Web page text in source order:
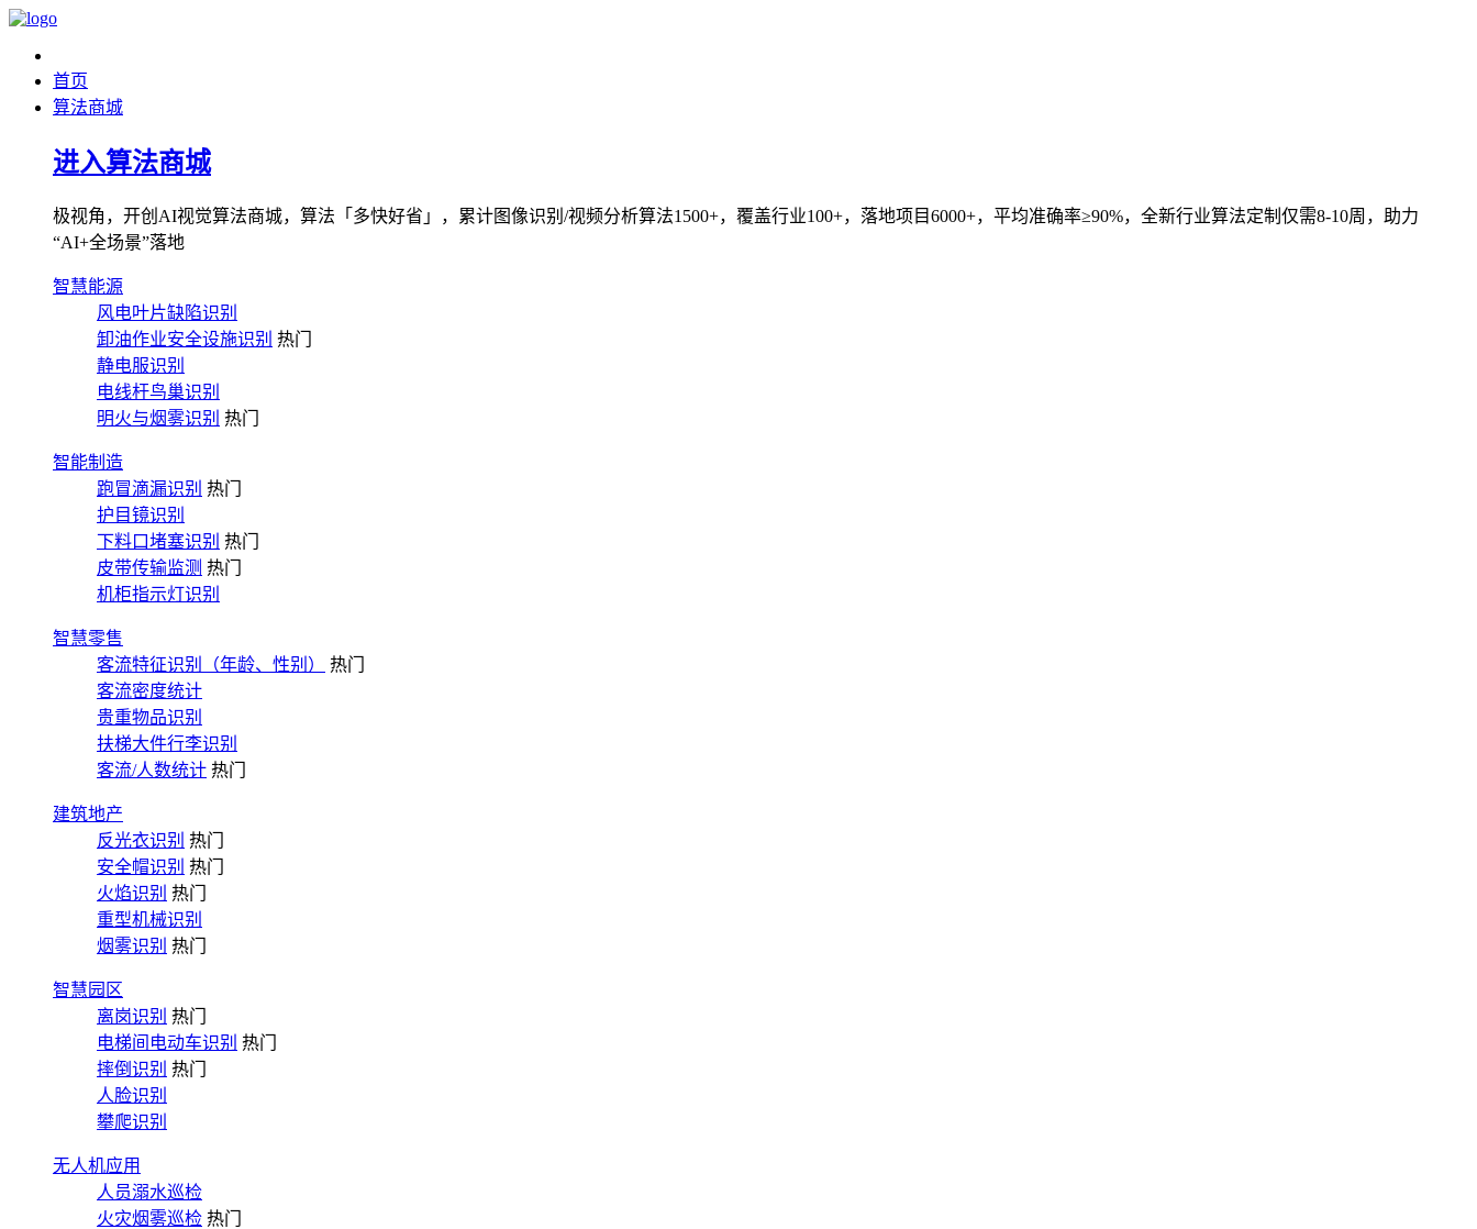
首页
算法商城
进入算法商城
极视角，开创AI视觉算法商城，算法「多快好省」，累计图像识别/视频分析算法1500+，覆盖行业100+，落地项目6000+，平均准确率≥90%，全新行业算法定制仅需8-10周，助力
“AI+全场景”落地
智慧能源
风电叶片缺陷识别
卸油作业安全设施识别 热门
静电服识别
电线杆鸟巢识别
明火与烟雾识别 热门
智能制造
跑冒滴漏识别 热门
护目镜识别
下料口堵塞识别 热门
皮带传输监测 热门
机柜指示灯识别
智慧零售
客流特征识别（年龄、性别）
热门
客流密度统计
贵重物品识别
扶梯大件行李识别
客流/人数统计 热门
建筑地产
反光衣识别 热门
安全帽识别 热门
火焰识别 热门
重型机械识别
烟雾识别 热门
智慧园区
离岗识别 热门
电梯间电动车识别 热门
摔倒识别 热门
人脸识别
攀爬识别
无人机应用
人员溺水巡检
火灾烟雾巡检 热门